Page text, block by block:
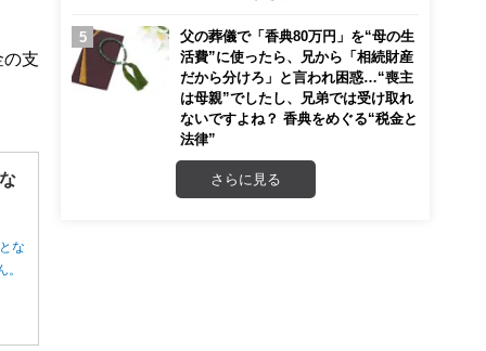
の支
な
。
父の葬儀で「香典80万円」を“母の生
活費”に使ったら、兄から「相続財産
だから分けろ」と言われ困惑…“喪主
は母親”でしたし、兄弟では受け取れ
ないですよね？ 香典をめぐる“税金と
法律”
さらに見る